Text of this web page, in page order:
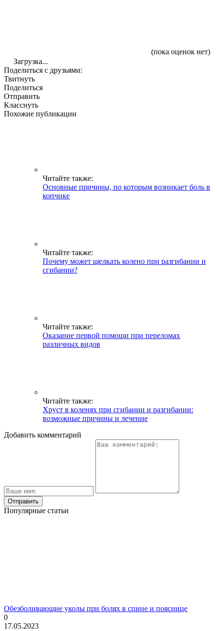
(пока оценок нет)
Загрузка...
Поделиться с друзьями:
Твитнуть
Поделиться
Отправить
Класснуть
Похожие публикации
Читайте также:
Основные причины, по которым возникает боль в
копчике
Читайте также:
Почему может щелкать колено при разгибании и
сгибании?
Читайте также:
Оказание первой помощи при переломах
различных видов
Читайте также:
Хруст в коленях при сгибании и разгибании:
возможные причины и лечение
Добавить комментарий
Популярные статьи
Обезболивающие уколы при болях в спине и пояснице
0
17.05.2023